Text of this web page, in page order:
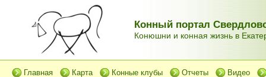
Конный портал
Конюшни и конная жизнь в
Главная Карта Конные клубы Отчеты Видео